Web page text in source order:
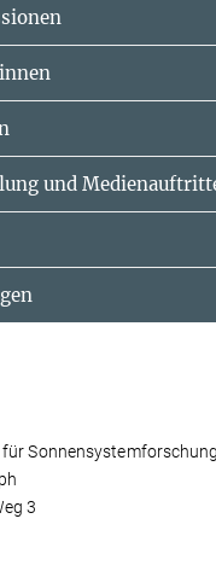
und
Sonnensystemforschung
3